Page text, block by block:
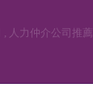
人力仲介公司推薦